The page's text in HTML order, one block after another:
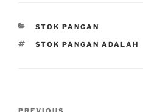
CATEGORIES
STOK PANGAN
TAGS
STOK PANGAN ADALAH